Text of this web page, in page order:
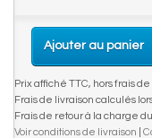
Ajouter au panier
Prix affiché TTC, hors frais de
Frais de livraison calculés
Frais de retour à la charge
Voir conditions de livraison